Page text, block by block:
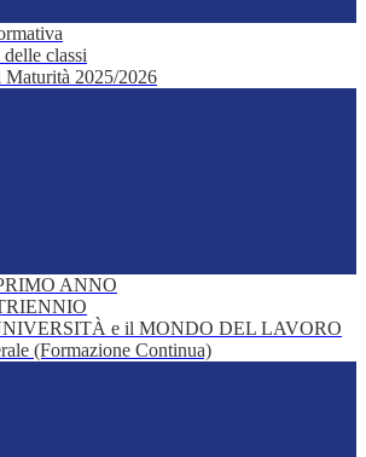
classi
Maturità 2025/2026
ANNO
e il MONDO DEL LAVORO
(Formazione Continua)